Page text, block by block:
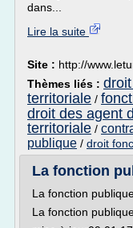
dans...
Lire la suite
Site : http://
Thèmes liés :
territoriale /
droit des agent
territoriale /
publique / droit
La fonction
La fonction
La fonction